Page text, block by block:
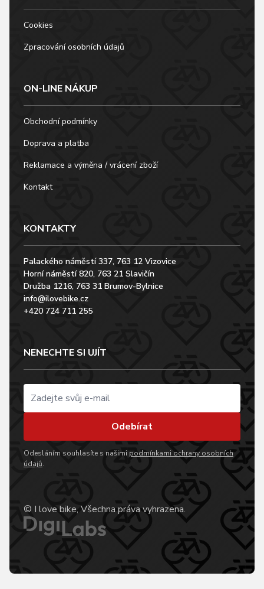
Cookies
Zpracování osobních údajů
ON-LINE NÁKUP
Obchodní podmínky
Doprava a platba
Reklamace a výměna / vrácení zboží
Kontakt
KONTAKTY
Palackého náměstí 337, 763 12 Vizovice
Horní náměstí 820, 763 21 Slavičín
Družba 1216, 763 31 Brumov-Bylnice
info@ilovebike.cz
+420 724 711 255
NENECHTE SI UJÍT
Odebírat
Odesláním souhlasíte s našimi podmínkami ochrany osobních
údajů.
© I love bike, Všechna práva vyhrazena.